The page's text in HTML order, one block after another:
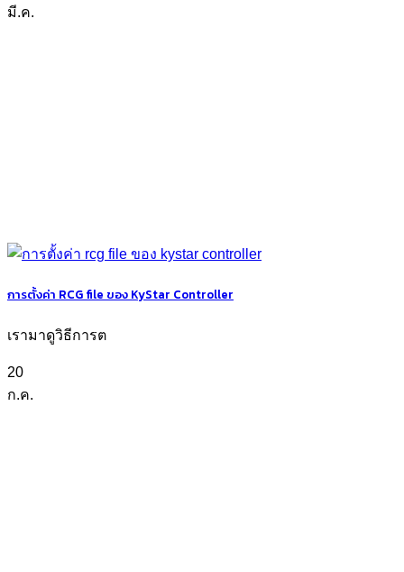
มี.ค.
การตั้งค่า RCG file ของ KyStar Controller
เรามาดูวิธีการต
20
ก.ค.